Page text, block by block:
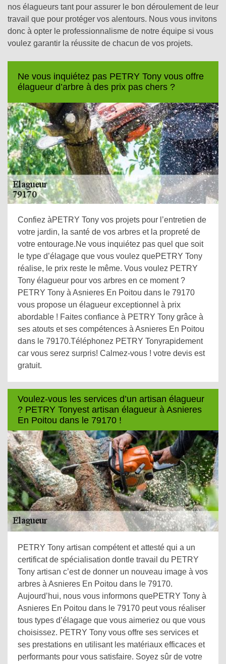
nos élagueurs tant pour assurer le bon déroulement de leur
travail que pour protéger vos alentours. Nous vous invitons
donc à opter le professionnalisme de notre équipe si vous
voulez garantir la réussite de chacun de vos projets.
Ne vous inquiétez pas PETRY Tony vous offre
élagueur d’arbre à des prix pas chers ?
Confiez àPETRY Tony vos projets pour l’entretien de
votre jardin, la santé de vos arbres et la propreté de
votre entourage.Ne vous inquiétez pas quel que soit
le type d’élagage que vous voulez quePETRY Tony
réalise, le prix reste le même. Vous voulez PETRY
Tony élagueur pour vos arbres en ce moment ?
PETRY Tony à Asnieres En Poitou dans le 79170
vous propose un élagueur exceptionnel à prix
abordable ! Faites confiance à PETRY Tony grâce à
ses atouts et ses compétences à Asnieres En Poitou
dans le 79170.Téléphonez PETRY Tonyrapidement
car vous serez surpris! Calmez-vous ! votre devis est
gratuit.
Voulez-vous les services d’un artisan élagueur
? PETRY Tonyest artisan élagueur à Asnieres
En Poitou dans le 79170 !
PETRY Tony artisan compétent et attesté qui a un
certificat de spécialisation dontle travail du PETRY
Tony artisan c’est de donner un nouveau image à vos
arbres à Asnieres En Poitou dans le 79170.
Aujourd’hui, nous vous informons quePETRY Tony à
Asnieres En Poitou dans le 79170 peut vous réaliser
tous types d’élagage que vous aimeriez ou que vous
choisissez. PETRY Tony vous offre ses services et
ses prestations en utilisant les matériaux efficaces et
performants pour vous satisfaire. Soyez sûr de votre